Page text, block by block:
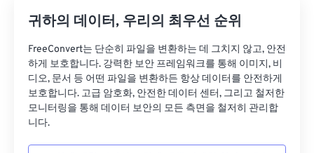
귀하의 데이터, 우리의 최우선 순위
FreeConvert는 단순히 파일을 변환하는 데 그치지 않고, 안전
하게 보호합니다. 강력한 보안 프레임워크를 통해 이미지, 비
디오, 문서 등 어떤 파일을 변환하든 항상 데이터를 안전하게
보호합니다. 고급 암호화, 안전한 데이터 센터, 그리고 철저한
모니터링을 통해 데이터 보안의 모든 측면을 철저히 관리합
니다.